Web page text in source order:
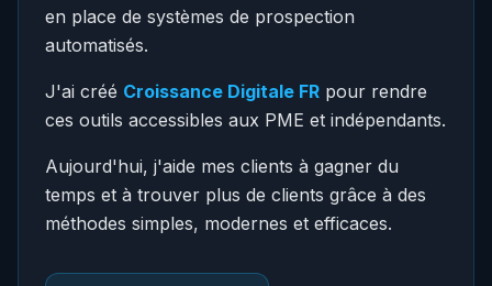
en place de systèmes de prospection
automatisés.
J'ai créé Croissance Digitale FR pour rendre
ces outils accessibles aux PME et indépendants.
Aujourd'hui, j'aide mes clients à gagner du
temps et à trouver plus de clients grâce à des
méthodes simples, modernes et efficaces.